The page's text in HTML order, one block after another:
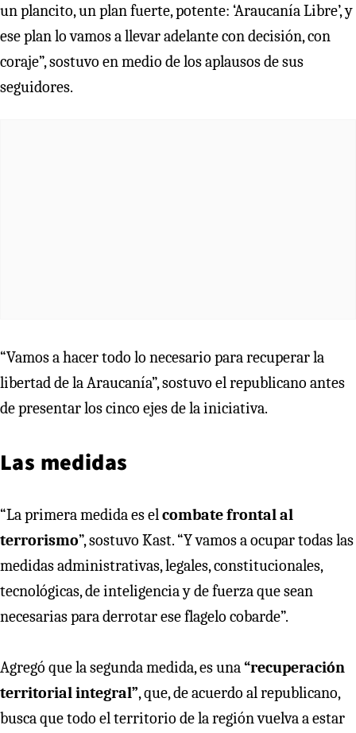
un plancito, un plan fuerte, potente: ‘Araucanía Libre’, y
ese plan lo vamos a llevar adelante con decisión, con
coraje”, sostuvo en medio de los aplausos de sus
seguidores.
“Vamos a hacer todo lo necesario para recuperar la
libertad de la Araucanía”, sostuvo el republicano antes
de presentar los cinco ejes de la iniciativa.
Las medidas
“La primera medida es elcombate frontal al
terrorismo”, sostuvo Kast. “Y vamos a ocupar todas las
medidas administrativas, legales, constitucionales,
tecnológicas, de inteligencia y de fuerza que sean
necesarias para derrotar ese flagelo cobarde”.
Agregó que la segunda medida, es una“recuperación
territorial integral”, que, de acuerdo al republicano,
busca que todo el territorio de la región vuelva a estar